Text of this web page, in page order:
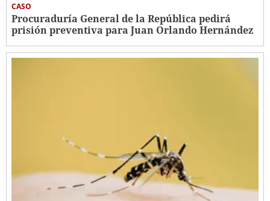
CASO
Procuraduría General de la República pedirá
prisión preventiva para Juan Orlando Hernández